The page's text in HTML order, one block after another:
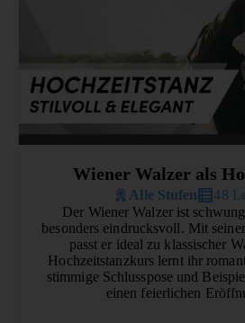
Wiener Walzer als
Alle Stufen
48
Der Wiener Walzer ist
besonders eindrucksvoll. Mit
passt er ideal zu klassischer
Hochzeitstanzkurs lernt ihr
stimmige Schlusspose und
einen feierlichen